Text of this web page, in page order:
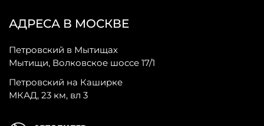
АДРЕСА В МОСКВЕ
Петровский в Мытищах
Мытищи, Волковское шоссе 17/1
Петровский на Каширке
МКАД, 23 км, вл 3